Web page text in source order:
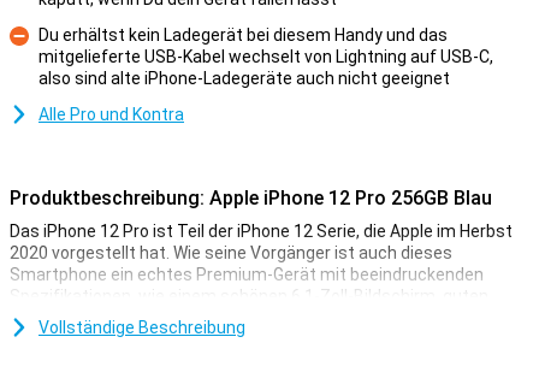
Kontra
Du erhältst kein Ladegerät bei diesem Handy und das
mitgelieferte USB-Kabel wechselt von Lightning auf USB-C,
also sind alte iPhone-Ladegeräte auch nicht geeignet
Alle Pro und Kontra
Produktbeschreibung: Apple iPhone 12 Pro 256GB Blau
Das iPhone 12 Pro ist Teil der iPhone 12 Serie, die Apple im Herbst
2020 vorgestellt hat. Wie seine Vorgänger ist auch dieses
Smartphone ein echtes Premium-Gerät mit beeindruckenden
Spezifikationen, wie einem schönen 6,1-Zoll-Bildschirm, guten
Kameras und einem schnellen Prozessor.
Vollständige Beschreibung